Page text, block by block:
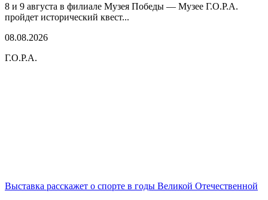
8 и 9 августа в филиале Музея Победы — Музее Г.О.Р.А.
пройдет исторический квест...
08.08.2026
Г.О.Р.А.
Выставка расскажет о спорте в годы Великой Отечественной